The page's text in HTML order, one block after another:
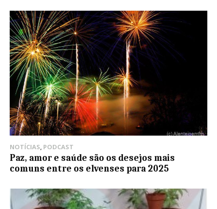
NOTÍCIAS, PODCAST
Paz, amor e saúde são os desejos mais
comuns entre os elvenses para 2025